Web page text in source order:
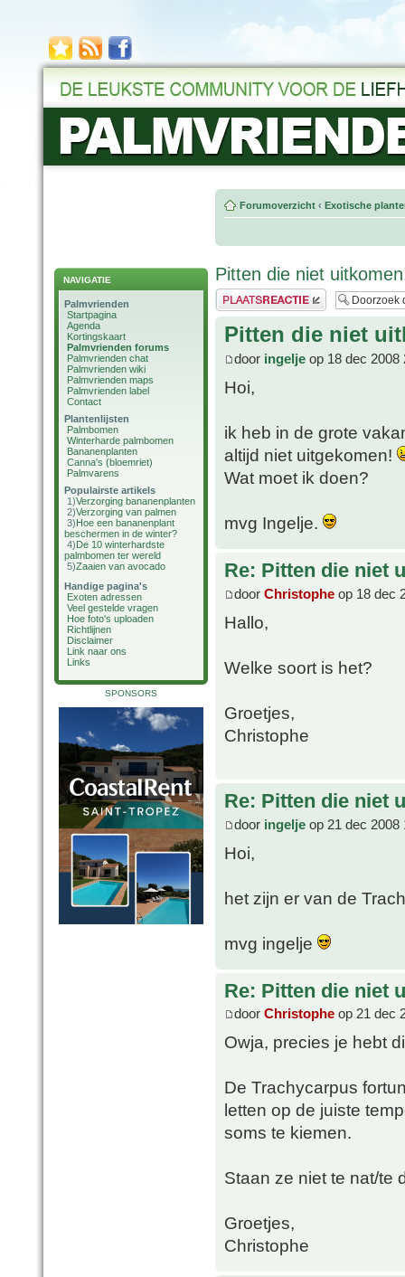
NAVIGATIE
Palmvrienden
Startpagina
Agenda
Kortingskaart
Palmvrienden forums
Palmvrienden chat
Palmvrienden wiki
Palmvrienden maps
Palmvrienden label
Contact
Plantenlijsten
Palmbomen
Winterharde palmbomen
Bananenplanten
Canna's (bloemriet)
Palmvarens
Populairste artikels
1)Verzorging bananenplanten
2)Verzorging van palmen
3)Hoe een bananenplant
beschermen in de winter?
4)De 10 winterhardste
palmbomen ter wereld
5)Zaaien van avocado
Handige pagina's
Exoten adressen
Veel gestelde vragen
Hoe foto's uploaden
Richtlijnen
Disclaimer
Link naar ons
Links
SPONSORS
Forumoverzicht ‹ Exotische
Pitten die niet
Plaats een reactie
Pitten die niet
door ingelje op 18 dec 2008
Hoi,
ik heb in de grote
altijd niet uitgekomen!
Wat moet ik doen?
mvg Ingelje.
Re: Pitten die niet
door Christophe op 18 dec
Hallo,
Welke soort is het?
Groetjes,
Christophe
Re: Pitten die niet
door ingelje op 21 dec 2008
Hoi,
het zijn er van de
mvg ingelje
Re: Pitten die niet
door Christophe op 21 dec
Owja, precies je hebt
De Trachycarpus
letten op de juiste
soms te kiemen.
Staan ze niet te nat/te
Groetjes,
Christophe